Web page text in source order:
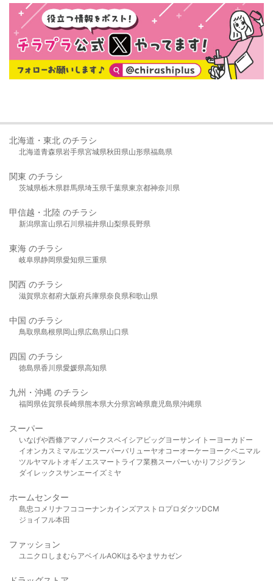
北海道・東北 のチラシ
北海道青森県岩手県宮城県秋田県山形県福島県
関東 のチラシ
茨城県栃木県群馬県埼玉県千葉県東京都神奈川県
甲信越・北陸 のチラシ
新潟県富山県石川県福井県山梨県長野県
東海 のチラシ
岐阜県静岡県愛知県三重県
関西 のチラシ
滋賀県京都府大阪府兵庫県奈良県和歌山県
中国 のチラシ
鳥取県島根県岡山県広島県山口県
四国 のチラシ
徳島県香川県愛媛県高知県
九州・沖縄 のチラシ
福岡県佐賀県長崎県熊本県大分県宮崎県鹿児島県沖縄県
スーパー
いなげや西條アマノパークスベイシア ビッグヨーサンイトーヨーカドー
イオンカスミ マルエツスーパーバリューヤオコーオーケー ヨークベニマル
ツルヤマルト オギノ エスマート ライフ業務スーパーいかり フジグラン
ダイレックスサンエーイズミヤ
ホームセンター
島忠 コメリ ナフコ コーナンカインズアストロプロダクツDCM
ジョイフル本田
ファッション
ユニクロ しまむら アベイルAOKIはるやま サカゼン